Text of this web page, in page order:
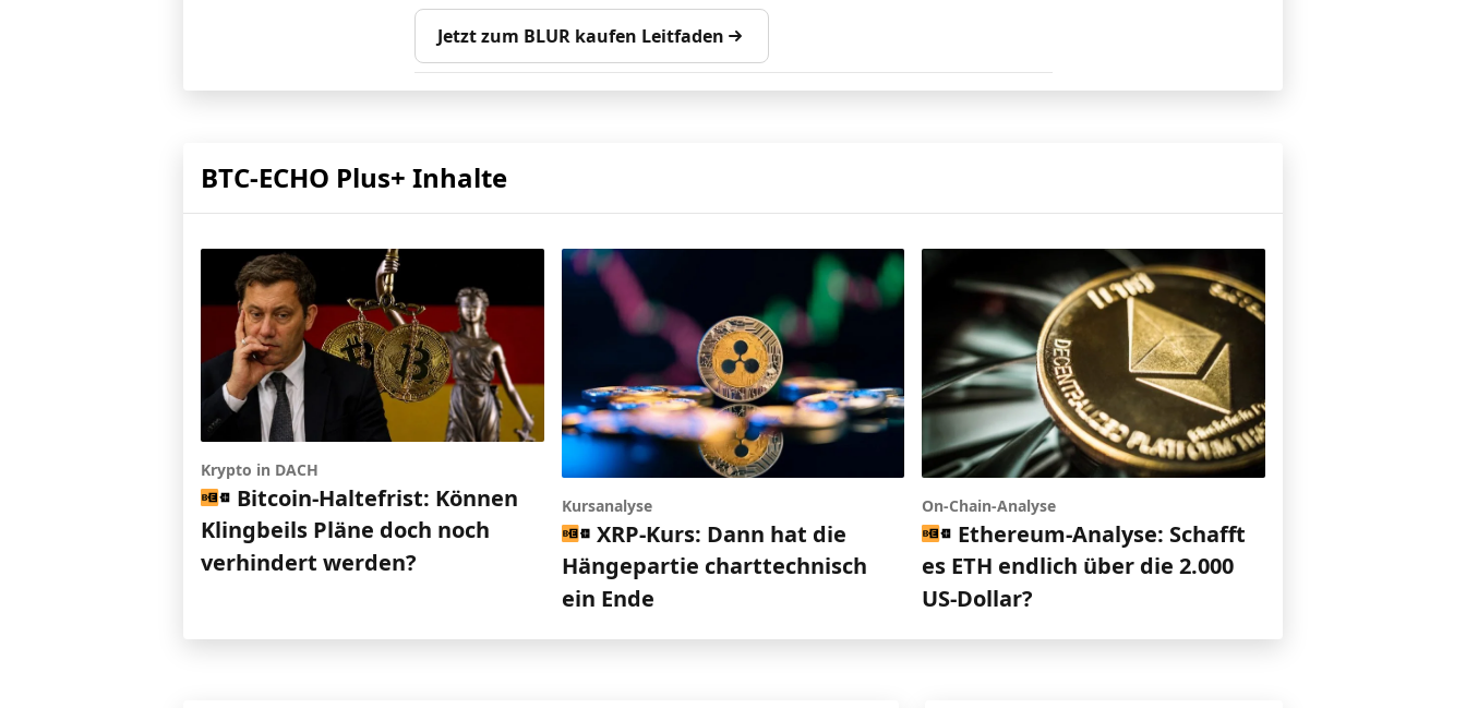
Jetzt zum BLUR kaufen Leitfaden
BTC-ECHO Plus+ Inhalte
Krypto in DACH
Bitcoin-Haltefrist: Können
Klingbeils Pläne doch noch
verhindert werden?
Kursanalyse
XRP-Kurs: Dann hat die
Hängepartie charttechnisch
ein Ende
On-Chain-Analyse
Ethereum-Analyse: Schafft
es ETH endlich über die 2.000
US-Dollar?